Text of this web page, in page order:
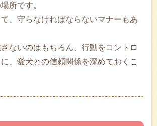
所です。
、守らなければならないマナーもあ
ないのはもちろん、行動をコントロ
、愛犬との信頼関係を深めておくこ